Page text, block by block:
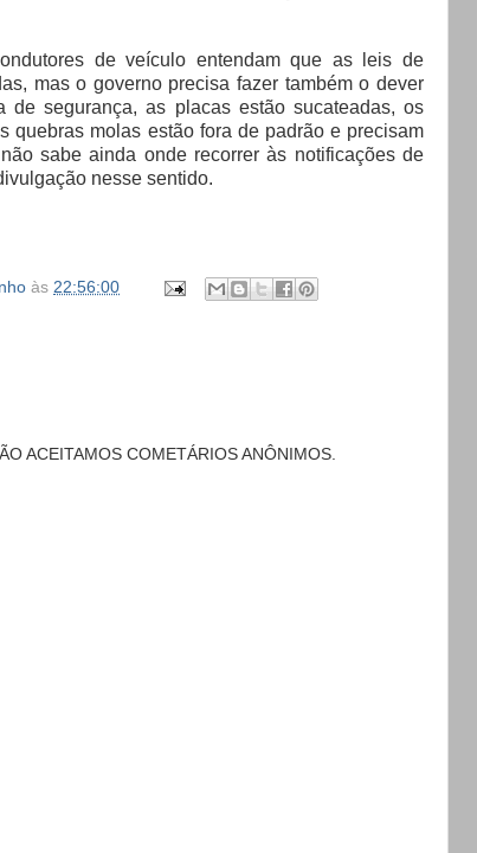
de veículo entendam que as leis de
mas o governo precisa fazer também o dever
segurança, as placas estão sucateadas, os
quebras molas estão fora de padrão e precisam
sabe ainda onde recorrer às notificações de
nesse sentido.
às 22:56:00
ACEITAMOS COMETÁRIOS ANÔNIMOS.